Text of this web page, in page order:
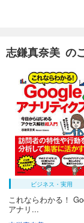
志鎌真奈美 の
ビジネス・実用
これならわかる！
アナリ...